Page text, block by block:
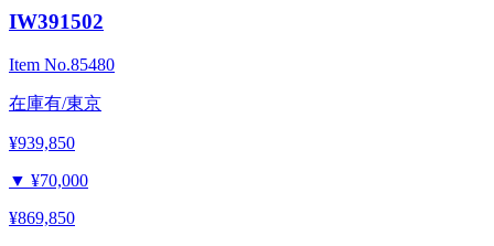
IW391502
Item No.85480
在庫有/東京
¥939,850
▼ ¥70,000
¥869,850